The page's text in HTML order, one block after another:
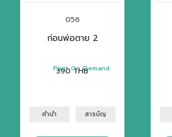
056
ก่อนพ่อตาย 2
390 THB
Print On Demand
คำนำ สารบัญ